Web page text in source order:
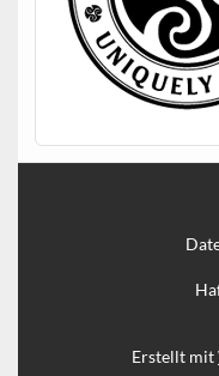
Erstellt mit